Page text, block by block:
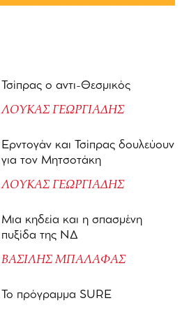
Τσίπρας ο αντι-Θεσμικός
ΛΟΥΚΑΣ ΓΕΩΡΓΙΑΔΗΣ
Ερντογάν και Τσίπρας δουλεύουν
για τον Μητσοτάκη
ΛΟΥΚΑΣ ΓΕΩΡΓΙΑΔΗΣ
Μια κηδεία και η σπασμένη
πυξίδα της ΝΔ
ΒΑΣΙΛΗΣ ΜΠΑΛΑΦΑΣ
Το πρόγραμμα SURE